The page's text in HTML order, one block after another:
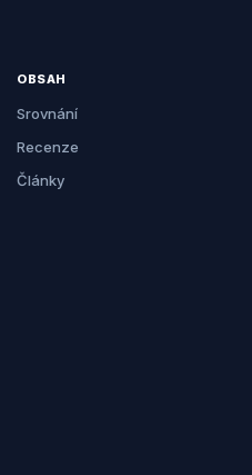
OBSAH
Srovnání
Recenze
Články